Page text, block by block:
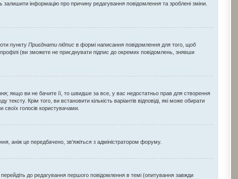
інформацію про причину редагування повідомлення та зроблені зміни.
пунктуПриєднати підпис в формі написання повідомлення для того, щоб
(ви зможете не приєднувати підпис до окремих повідомлень, знявши
якщо ви не бачите її, то швидше за все, у вас недостатньо прав для створення
Крім того, ви встановити кількість варіантів відповіді, які може обирати
своїх голосів користувачами.
аніж це передбачено, зв'яжіться з адміністратором форуму.
до редагування першого повідомлення в темі (опитування завжди